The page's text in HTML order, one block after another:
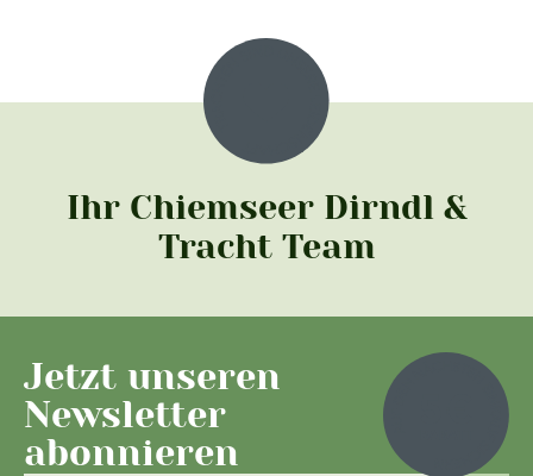
Ihr Chiemseer Dirndl &
Tracht Team
Jetzt unseren
Newsletter
abonnieren